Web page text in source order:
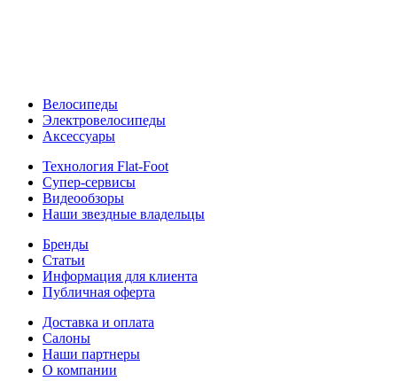
Велосипеды
Электровелосипеды
Аксессуары
Технология Flat-Foot
Супер-сервисы
Видеообзоры
Наши звездные владельцы
Бренды
Статьи
Информация для клиента
Публичная оферта
Доставка и оплата
Салоны
Наши партнеры
О компании